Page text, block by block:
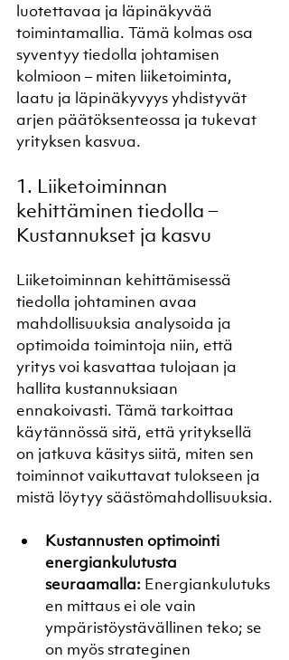
luotettavaa ja läpinäkyvää
toimintamallia. Tämä kolmas osa
syventyy tiedolla johtamisen
kolmioon – miten liiketoiminta,
laatu ja läpinäkyvyys yhdistyvät
arjen päätöksenteossa ja tukevat
yrityksen kasvua.
1. Liiketoiminnan
kehittäminen tiedolla –
Kustannukset ja kasvu
Liiketoiminnan kehittämisessä
tiedolla johtaminen avaa
mahdollisuuksia analysoida ja
optimoida toimintoja niin, että
yritys voi kasvattaa tulojaan ja
hallita kustannuksiaan
ennakoivasti. Tämä tarkoittaa
käytännössä sitä, että yrityksellä
on jatkuva käsitys siitä, miten sen
toiminnot vaikuttavat tulokseen ja
mistä löytyy säästömahdollisuuksia.
Kustannusten optimointi
energiankulutusta
seuraamalla: Energiankulutuks
en mittaus ei ole vain
ympäristöystävällinen teko; se
on myös strateginen